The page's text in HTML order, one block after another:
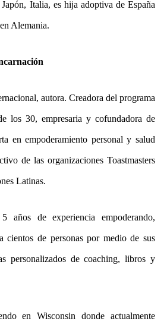
Italia, es hija adoptiva de España
Alemania.
autora. Creadora del programa
los 30, empresaria y cofundadora de
en empoderamiento personal y salud
de las organizaciones Toastmasters
Latinas.
años de experiencia empoderando,
cientos de personas por medio de sus
personalizados de coaching, libros y
en Wisconsin donde actualmente